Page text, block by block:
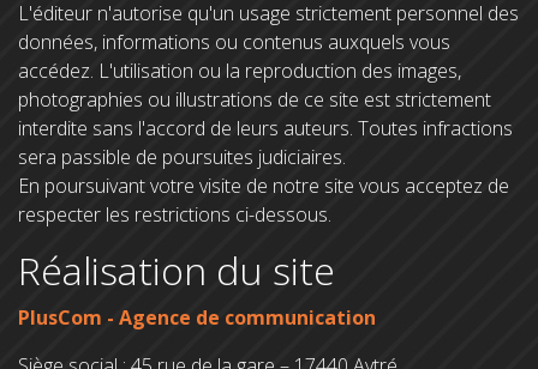
L'éditeur n'autorise qu'un usage strictement personnel des
données, informations ou contenus auxquels vous
accédez. L'utilisation ou la reproduction des images,
photographies ou illustrations de ce site est strictement
interdite sans l'accord de leurs auteurs. Toutes infractions
sera passible de poursuites judiciaires.
En poursuivant votre visite de notre site vous acceptez de
respecter les restrictions ci-dessous.
Réalisation du site
PlusCom - Agence de communication